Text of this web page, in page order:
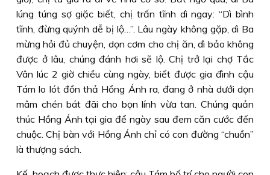
lúng túng sợ giặc biết, chị trấn tĩnh dì ngay: “Dì bình
tĩnh, đừng quýnh dễ bị lộ…”. Lâu ngày không gặp, dì Ba
mừng hỏi đủ chuyện, dọn cơm cho chị ăn, dì bảo không
được ở lâu, chúng đánh hơi sẽ lộ. Chị trở lại chợ Tắc
Vân lúc 2 giờ chiều cùng ngày, biết được gia đình cậu
Tám lo lót đồn thả Hồng Ánh ra, đang ở nhà dưới dọn
mâm chén bát đãi cho bọn lính vừa tan. Chúng quản
thúc Hồng Ánh tại gia để ngày sau đem căn cước đến
chuộc. Chị bàn với Hồng Ánh chỉ có con đường “chuồn”
là thượng sách.